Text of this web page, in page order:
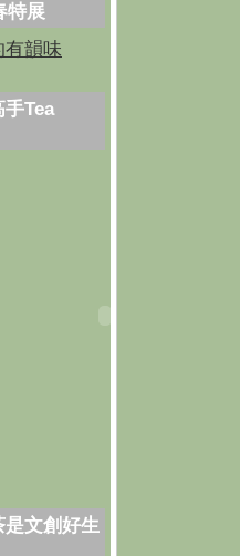
特展
有韻味
Tea
文創好生